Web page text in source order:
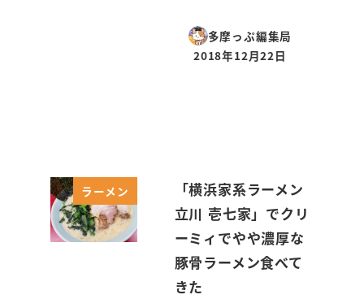
多摩っぷ編集局
投稿日
2018年12月22日
ラーメン
「横浜家系ラーメン
立川 壱七家」でクリ
ーミィでやや濃厚な
豚骨ラーメン食べて
きた